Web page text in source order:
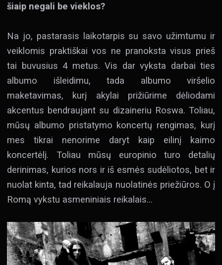
šiaip negali be vieklos?
Na jo, pastarasis laikotarpis su savo užimtumu ir
veiklomis praktiškai vos ne pranoksta visus prieš
tai buvusius 4 metus. Vis dar vyksta darbai ties
albumo išleidimu, tada albumo viršelio
maketavimas, kurį akylai prižiūrime dėliodami
akcentus bendraujant su dizaineriu Roswa. Toliau,
mūsų albumo pristatymo koncertų rengimas, kurį
mes tikrai nenorime daryt kaip eilinį kaimo
koncertėlį. Toliau mūsų europinio turo detalių
derinimas, kurios nors ir iš esmės sudėliotos, bet ir
nuolat kinta, tad reikalauja nuolatinės priežiūros. O į
Romą vykstu asmeniniais reikalais…